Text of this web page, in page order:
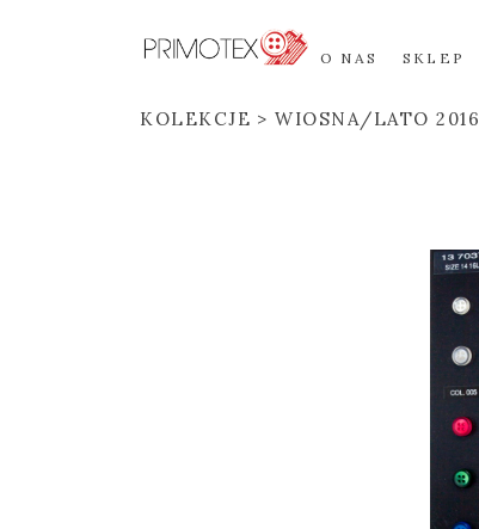
O NAS SKLEP
KOLEKCJE WIOSNA/LATO 2016